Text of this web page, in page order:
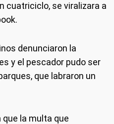
cuatriciclo, se viralizara a
denunciaron la
y el pescador pudo ser
que labraron un
que la multa que